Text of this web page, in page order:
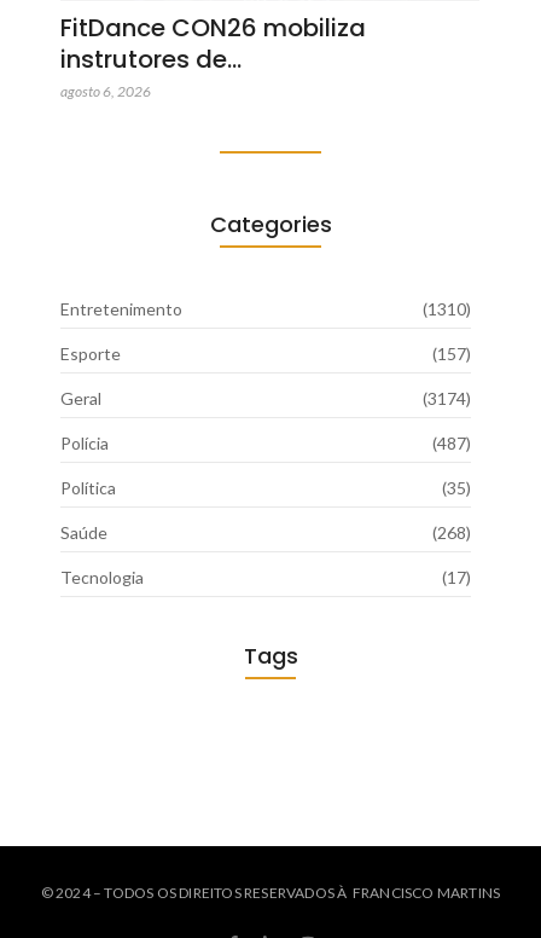
FitDance CON26 mobiliza
instrutores de…
agosto 6, 2026
Categories
Entretenimento (1310)
Esporte (157)
Geral (3174)
Polícia (487)
Política (35)
Saúde (268)
Tecnologia (17)
Tags
© 2024 – TODOS OS DIREITOS RESERVADOS À FRANCISCO MARTINS